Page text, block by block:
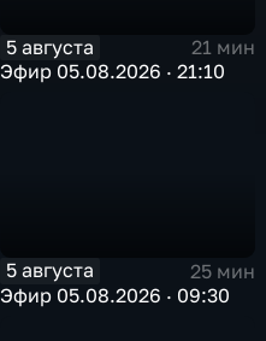
5 августа
21 мин
Эфир 05.08.2026 · 21:10
5 августа
25 мин
Эфир 05.08.2026 · 09:30